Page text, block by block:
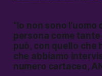
“Io non sono
persona come
può, con quello che
che abbiamo
numero cartaceo,